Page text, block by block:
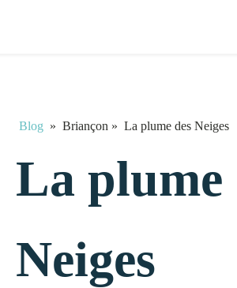
Blog » Briançon » La plume des Neiges
La plume
Neiges